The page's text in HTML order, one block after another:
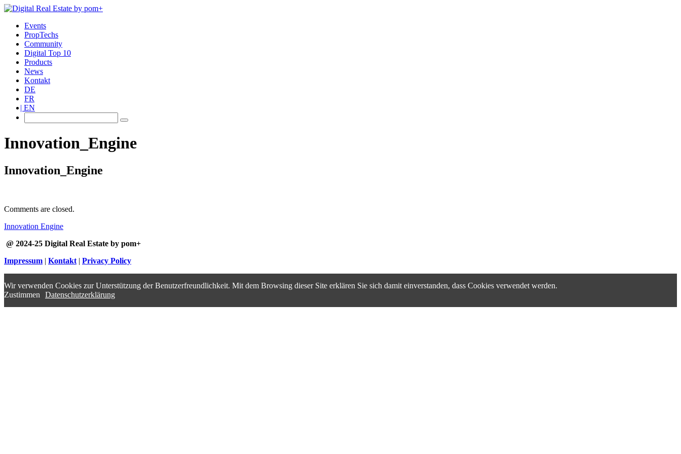
Events
PropTechs
Community
Digital Top 10
Products
News
Kontakt
DE
FR
EN
Innovation_Engine
Innovation_Engine
Comments are closed.
Innovation Engine
@ 2024-25 Digital Real Estate by pom+
Impressum | Kontakt | Privacy Policy
Wir verwenden Cookies zur Unterstützung der Benutzerfreundlichkeit. Mit dem Browsing dieser Site erklären Sie sich damit einverstanden, dass Cookies verwendet werden.
Zustimmen
Datenschutzerklärung